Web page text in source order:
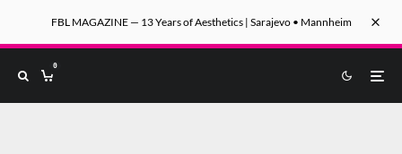
FBL MAGAZINE — 13 Years of Aesthetics | Sarajevo • Mannheim
0